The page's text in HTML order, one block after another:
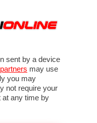
sent by a device
may use
you may
not require your
at any time by